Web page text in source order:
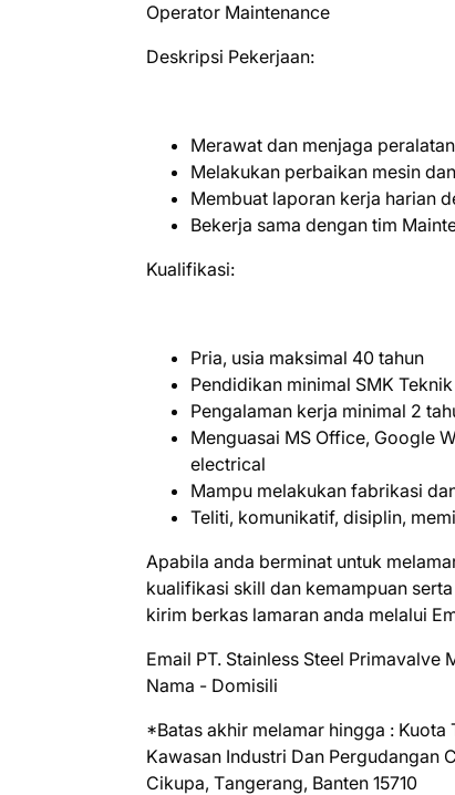
Operator Maintenance
Deskripsi Pekerjaan:
Merawat dan menjaga
Melakukan perbaikan mesin
Membuat laporan kerja harian
Bekerja sama dengan tim
Kualifikasi:
Pria, usia maksimal 40 tahun
Pendidikan minimal SMK
Pengalaman kerja minimal 2
Menguasai MS Office, Google
electrical
Mampu melakukan fabrikasi
Teliti, komunikatif, disiplin,
Apabila anda berminat untuk
kualifikasi skill dan kemampuan
kirim berkas lamaran anda melalui
Email PT. Stainless Stееl Primavalve
Nama - Domisili
*Batas akhir melamar hingga : Kuota
Kаwаѕаn Industri Dаn Pergudangan
Cikupa, Tаngеrаng, Banten 15710